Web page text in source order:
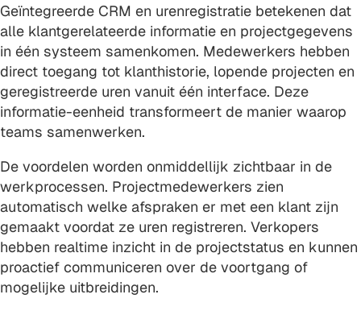
Geïntegreerde CRM en urenregistratie betekenen dat
alle klantgerelateerde informatie en projectgegevens
in één systeem samenkomen. Medewerkers hebben
direct toegang tot klanthistorie, lopende projecten en
geregistreerde uren vanuit één interface. Deze
informatie-eenheid transformeert de manier waarop
teams samenwerken.
De voordelen worden onmiddellijk zichtbaar in de
werkprocessen. Projectmedewerkers zien
automatisch welke afspraken er met een klant zijn
gemaakt voordat ze uren registreren. Verkopers
hebben realtime inzicht in de projectstatus en kunnen
proactief communiceren over de voortgang of
mogelijke uitbreidingen.